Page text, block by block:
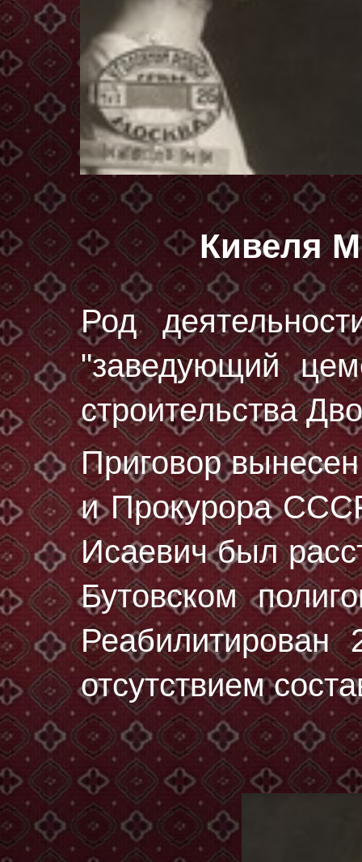
Кивеля
Род
"заведующий
строительства
Приговор
и Прокурора
Исаевич был
Бутовском
Реабилитирован
отсутствием